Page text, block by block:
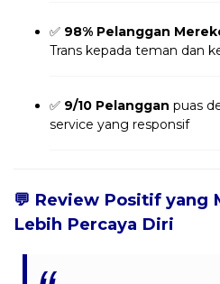
✅ 98% Pelanggan
Trans kepada teman dan
✅ 9/10 Pelanggan puas
service yang responsif
💬 Review Positif yang
Lebih Percaya Diri